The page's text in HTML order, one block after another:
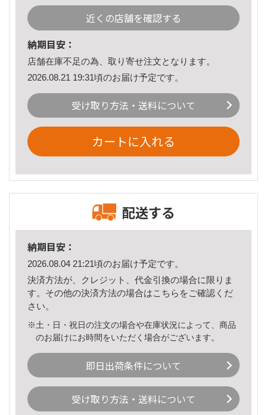
近くの店舗を確認する
納期目安：
店舗在庫不足の為、取り寄せ注文となります。
2026.08.21 19:31頃のお届け予定です。
受け取り方法・送料について
カートに入れる
配送する
納期目安：
2026.08.04 21:21頃のお届け予定です。
決済方法が、クレジット、代金引換の場合に限りま
す。その他の決済方法の場合はこちら をご確認くだ
さい。
※土・日・祝日の注文の場合や在庫状況によって、商品
のお届けにお時間をいただく場合がございます。
即日出荷条件について
受け取り方法・送料について